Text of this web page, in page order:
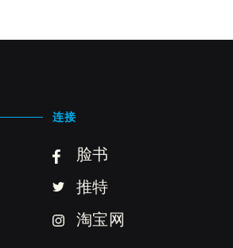
连接
脸书
推特
淘宝网